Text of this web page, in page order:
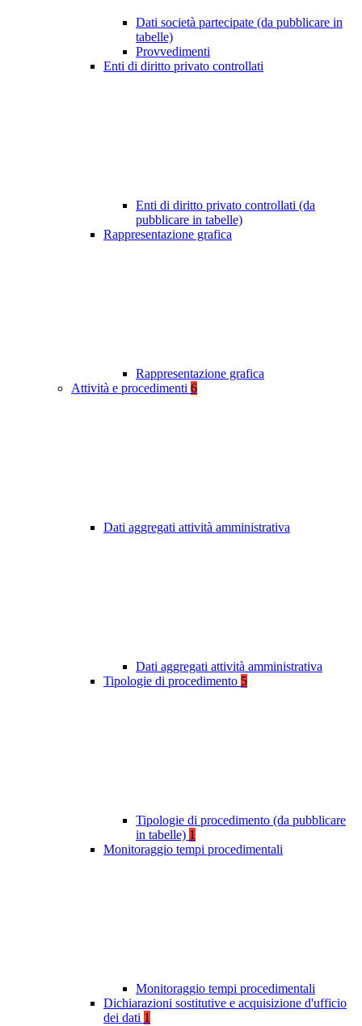
Dati società partecipate (da pubblicare in
tabelle)
Provvedimenti
Enti di diritto privato controllati
Enti di diritto privato controllati (da
pubblicare in tabelle)
Rappresentazione grafica
Rappresentazione grafica
Attività e procedimenti 6
Dati aggregati attività amministrativa
Dati aggregati attività amministrativa
Tipologie di procedimento 5
Tipologie di procedimento (da pubblicare
in tabelle) 1
Monitoraggio tempi procedimentali
Monitoraggio tempi procedimentali
Dichiarazioni sostitutive e acquisizione d'ufficio
dei dati 1